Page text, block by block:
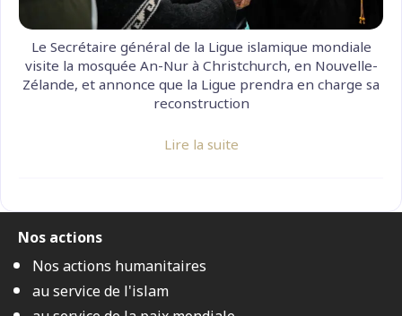
Le Secrétaire général de la Ligue islamique mondiale
visite la mosquée An-Nur à Christchurch, en Nouvelle-
Zélande, et annonce que la Ligue prendra en charge sa
reconstruction
Lire la suite
Nos actions
Nos actions humanitaires
au service de l'islam